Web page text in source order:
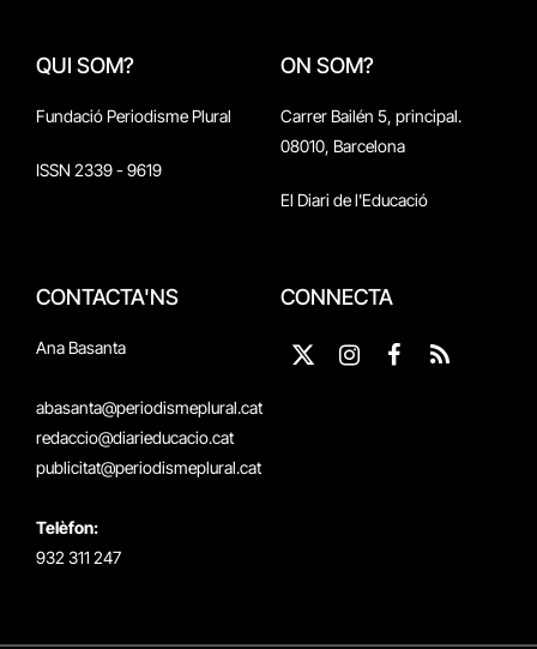
QUI SOM?
Fundació Periodisme Plural
ISSN 2339 - 9619
ON SOM?
Carrer Bailén 5, principal.
08010, Barcelona
El Diari de l'Educació
CONTACTA'NS
Ana Basanta
abasanta@periodismeplural.cat
redaccio@diarieducacio.cat
publicitat@periodismeplural.cat
Telèfon:
932 311 247
CONNECTA
X
Instagram
Facebook
RSS